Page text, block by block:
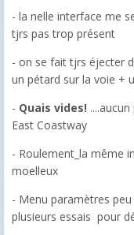
- la nelle interface me
tjrs pas trop présent
- on se fait tjrs éjecter
un pétard sur la voie +
- Quais vides!
East Coastway
- Roulement_la même
moelleux
- Menu paramètres
plusieurs essais pour